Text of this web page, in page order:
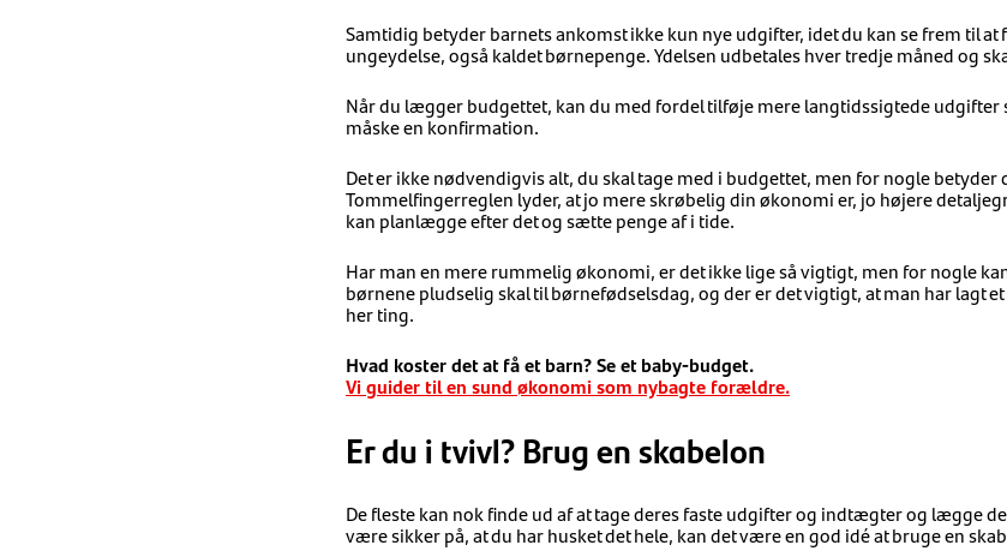
Samtidig betyder barnets ankomst ikke kun nye udgifter, idet du kan se frem til at
ungeydelse, også kaldet børnepenge. Ydelsen udbetales hver tredje måned og
Når du lægger budgettet, kan du med fordel tilføje mere langtidssigtede udgifter
måske en konfirmation.
Det er ikke nødvendigvis alt, du skal tage med i budgettet, men for nogle betyder
Tommelfingerreglen lyder, at jo mere skrøbelig din økonomi er, jo højere
kan planlægge efter det og sætte penge af i tide.
Har man en mere rummelig økonomi, er det ikke lige så vigtigt, men for nogle
børnene pludselig skal til børnefødselsdag, og der er det vigtigt, at man har lagt
her ting.
Hvad koster det at få et barn? Se et baby-budget.
Vi guider til en sund økonomi som nybagte forældre.
Er du i tvivl? Brug en skabelon
De fleste kan nok finde ud af at tage deres faste udgifter og indtægter og lægge
være sikker på, at du har husket det hele, kan det være en god idé at bruge en